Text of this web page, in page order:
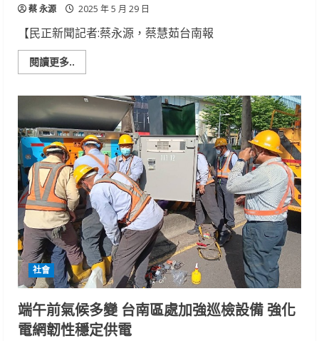
蔡 永源 2025 年 5 月 29 日
【民正新聞記者:蔡永源，蔡慧茹台南報
閱讀更多..
more
綜
合
總
裁
獻
畫
賴
清
德
總
統
體
現
醫
療
與
藝
術
融
合
社會
端午前氣候多變 台南區處加強巡檢設備 強化
電網韌性穩定供電